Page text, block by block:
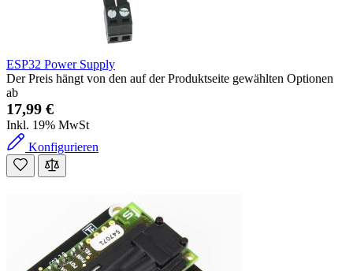
ESP32 Power Supply
Der Preis hängt von den auf der Produktseite gewählten Optionen
ab
17,99 €
Inkl. 19% MwSt
Konfigurieren